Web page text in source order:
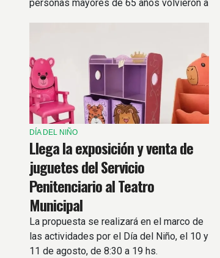
personas mayores de 65 años volvieron a
DÍA DEL NIÑO
Llega la exposición y venta de
juguetes del Servicio
Penitenciario al Teatro
Municipal
La propuesta se realizará en el marco de
las actividades por el Día del Niño, el 10 y
11 de agosto, de 8:30 a 19 hs.